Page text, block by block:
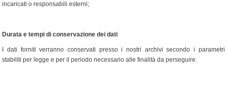
incaricati o responsabili esterni;
Durata e tempi di conservazione dei dati
I dati forniti verranno conservati presso i nostri archivi secondo i parametri
stabiliti per legge e per il periodo necessario alle finalità da perseguire.